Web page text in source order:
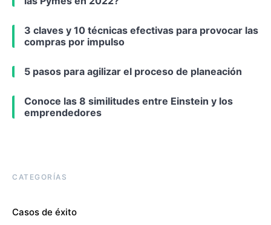
3 claves y 10 técnicas efectivas para provocar las
compras por impulso
5 pasos para agilizar el proceso de planeación
Conoce las 8 similitudes entre Einstein y los
emprendedores
CATEGORÍAS
Casos de éxito